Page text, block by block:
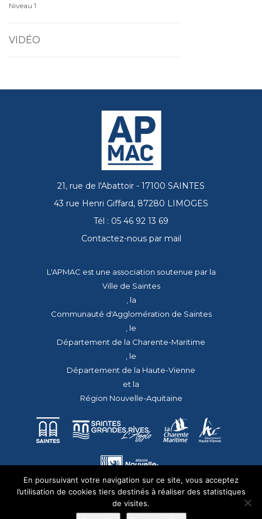
Niveau 1
VIDÉO
21, rue de l'Abattoir - 17100 SAINTES
43 rue Henri Giffard, 87280 LIMOGES
Tél : 05 46 92 13 69
Contactez-nous par mail
L'APMAC est une association soutenue par la
Ville de Saintes
, la
Communauté d'Agglomération de Saintes
, le
Département de la Charente-Maritime
, le
Département de la Haute-Vienne
et la
Région Nouvelle-Aquitaine
En poursuivant votre navigation sur ce site, vous acceptez
l’utilisation de cookies tiers destinés à réaliser des statistiques
de visites.